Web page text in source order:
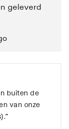
geleverd
buiten de
van onze